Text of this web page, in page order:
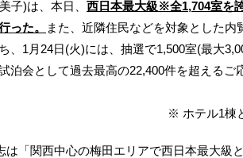
子)は、本日、 西日本最大級※全1,704室を
った。
また、近隣住民などを対象とした内
1月24日(火)には、抽選で1,500室(最大
会として過去最高の22,400件を超えるご
※ ホテル1棟
「関西中心の梅田エリアで西日本最大級